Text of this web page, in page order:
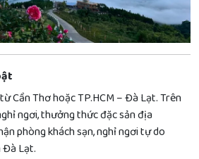
Cần Thơ hoặc TP.HCM – Đà Lạt. Trên
ngơi, thưởng thức đặc sản địa
phòng khách sạn, nghỉ ngơi tự do
Đà Lạt.